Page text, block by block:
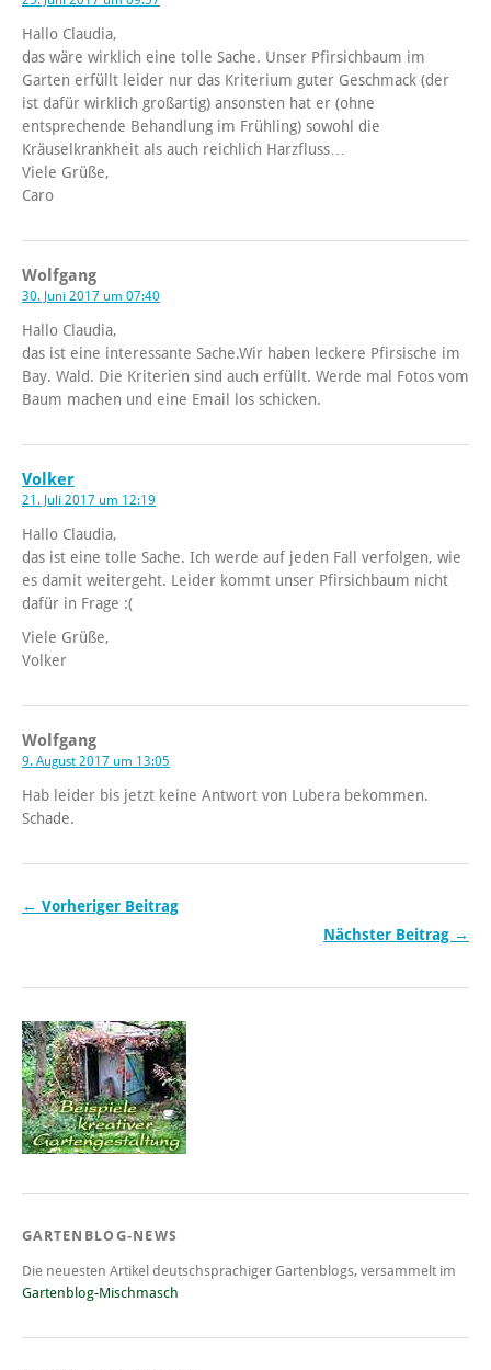
Hallo Claudia,
das wäre wirklich eine tolle Sache. Unser Pfirsichbaum im
Garten erfüllt leider nur das Kriterium guter Geschmack (der
ist dafür wirklich großartig) ansonsten hat er (ohne
entsprechende Behandlung im Frühling) sowohl die
Kräuselkrankheit als auch reichlich Harzfluss…
Viele Grüße,
Caro
Wolfgang
30. Juni 2017 um 07:40
Hallo Claudia,
das ist eine interessante Sache.Wir haben leckere Pfirsische im
Bay. Wald. Die Kriterien sind auch erfüllt. Werde mal Fotos vom
Baum machen und eine Email los schicken.
Volker
21. Juli 2017 um 12:19
Hallo Claudia,
das ist eine tolle Sache. Ich werde auf jeden Fall verfolgen, wie
es damit weitergeht. Leider kommt unser Pfirsichbaum nicht
dafür in Frage :(
Viele Grüße,
Volker
Wolfgang
9. August 2017 um 13:05
Hab leider bis jetzt keine Antwort von Lubera bekommen.
Schade.
← Vorheriger Beitrag
Nächster Beitrag →
GARTENBLOG-NEWS
Die neuesten Artikel deutschsprachiger Gartenblogs, versammelt im
Gartenblog-Mischmasch